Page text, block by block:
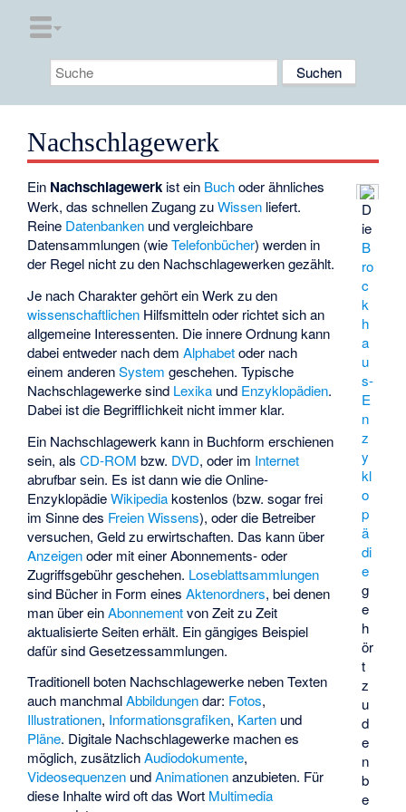
Nachschlagewerk
D
ie
B
ro
c
k
h
a
u
s-
E
n
z
y
kl
o
p
ä
di
e
g
e
h
ör
t
z
u
d
e
n
b
e
Ein Nachschlagewerk ist ein Buchoder ähnliches
Werk, das schnellen Zugang zuWissen liefert.
Reine Datenbanken und vergleichbare
Datensammlungen (wieTelefonbücher) werden in
der Regel nicht zu den Nachschlagewerken gezählt.
Je nach Charakter gehört ein Werk zu den
wissenschaftlichen Hilfsmitteln oder richtet sich an
allgemeine Interessenten. Die innere Ordnung kann
dabei entweder nach demAlphabetoder nach
einem anderenSystem geschehen. Typische
Nachschlagewerke sind Lexika und Enzyklopädien.
Dabei ist die Begrifflichkeit nicht immer klar.
Ein Nachschlagewerk kann in Buchform erschienen
sein, alsCD-ROM bzw. DVD, oder im Internet
abrufbar sein. Es ist dann wie die Online-
EnzyklopädieWikipediakostenlos (bzw. sogar frei
im Sinne des Freien Wissens), oder die Betreiber
versuchen, Geld zu erwirtschaften. Das kann über
Anzeigenoder mit einer Abonnements- oder
Zugriffsgebühr geschehen. Loseblattsammlungen
sind Bücher in Form einesAktenordners, bei denen
man über einAbonnementvon Zeit zu Zeit
aktualisierte Seiten erhält. Ein gängiges Beispiel
dafür sindGesetzessammlungen.
Traditionell boten Nachschlagewerke neben Texten
auch manchmalAbbildungendar: Fotos,
Illustrationen, Informationsgrafiken, Karten und
Pläne. Digitale Nachschlagewerke machen es
möglich, zusätzlichAudiodokumente,
Videosequenzen undAnimationenanzubieten. Für
diese Inhalte wird oft das Wort Multimedia